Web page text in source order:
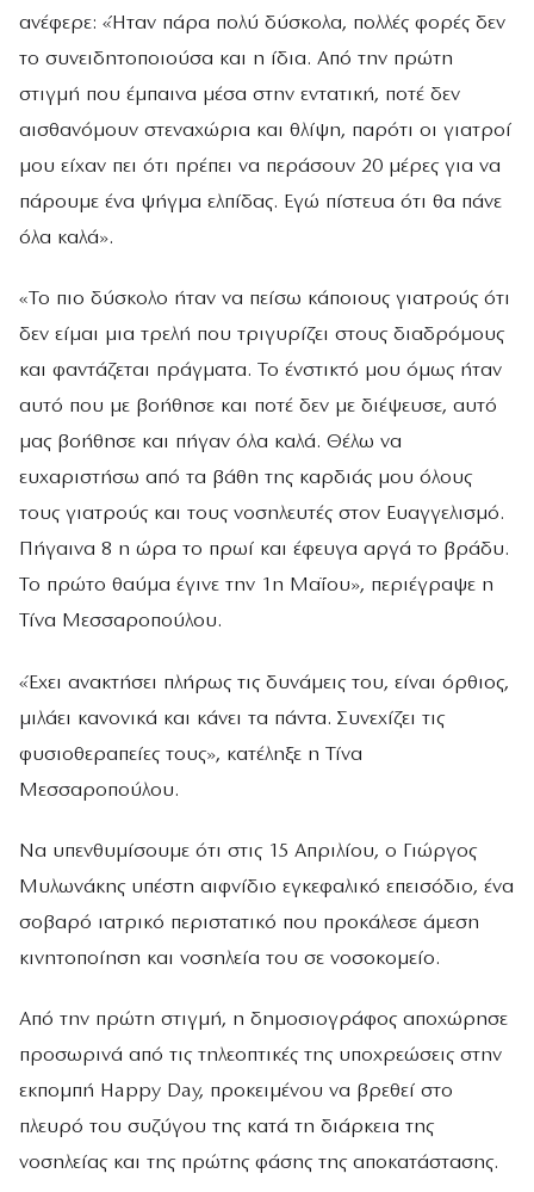
ανέφερε: «Ήταν πάρα πολύ δύσκολα, πολλές φορές δεν
το συνειδητοποιούσα και η ίδια. Από την πρώτη
στιγμή που έμπαινα μέσα στην εντατική, ποτέ δεν
αισθανόμουν στεναχώρια και θλίψη, παρότι οι γιατροί
μου είχαν πει ότι πρέπει να περάσουν 20 μέρες για να
πάρουμε ένα ψήγμα ελπίδας. Εγώ πίστευα ότι θα πάνε
όλα καλά».
«Το πιο δύσκολο ήταν να πείσω κάποιους γιατρούς ότι
δεν είμαι μια τρελή που τριγυρίζει στους διαδρόμους
και φαντάζεται πράγματα. Το ένστικτό μου όμως ήταν
αυτό που με βοήθησε και ποτέ δεν με διέψευσε, αυτό
μας βοήθησε και πήγαν όλα καλά. Θέλω να
ευχαριστήσω από τα βάθη της καρδιάς μου όλους
τους γιατρούς και τους νοσηλευτές στον Ευαγγελισμό.
Πήγαινα 8 η ώρα το πρωί και έφευγα αργά το βράδυ.
Το πρώτο θαύμα έγινε την 1η Μαΐου», περιέγραψε η
Τίνα Μεσσαροπούλου.
«Έχει ανακτήσει πλήρως τις δυνάμεις του, είναι όρθιος,
μιλάει κανονικά και κάνει τα πάντα. Συνεχίζει τις
φυσιοθεραπείες τους», κατέληξε η Τίνα
Μεσσαροπούλου.
Να υπενθυμίσουμε ότι στις 15 Απριλίου, ο Γιώργος
Μυλωνάκης υπέστη αιφνίδιο εγκεφαλικό επεισόδιο, ένα
σοβαρό ιατρικό περιστατικό που προκάλεσε άμεση
κινητοποίηση και νοσηλεία του σε νοσοκομείο.
Από την πρώτη στιγμή, η δημοσιογράφος αποχώρησε
προσωρινά από τις τηλεοπτικές της υποχρεώσεις στην
εκπομπή Happy Day, προκειμένου να βρεθεί στο
πλευρό του συζύγου της κατά τη διάρκεια της
νοσηλείας και της πρώτης φάσης της αποκατάστασης.